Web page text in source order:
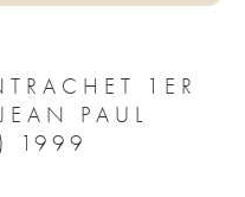
1ER
PAUL
1999